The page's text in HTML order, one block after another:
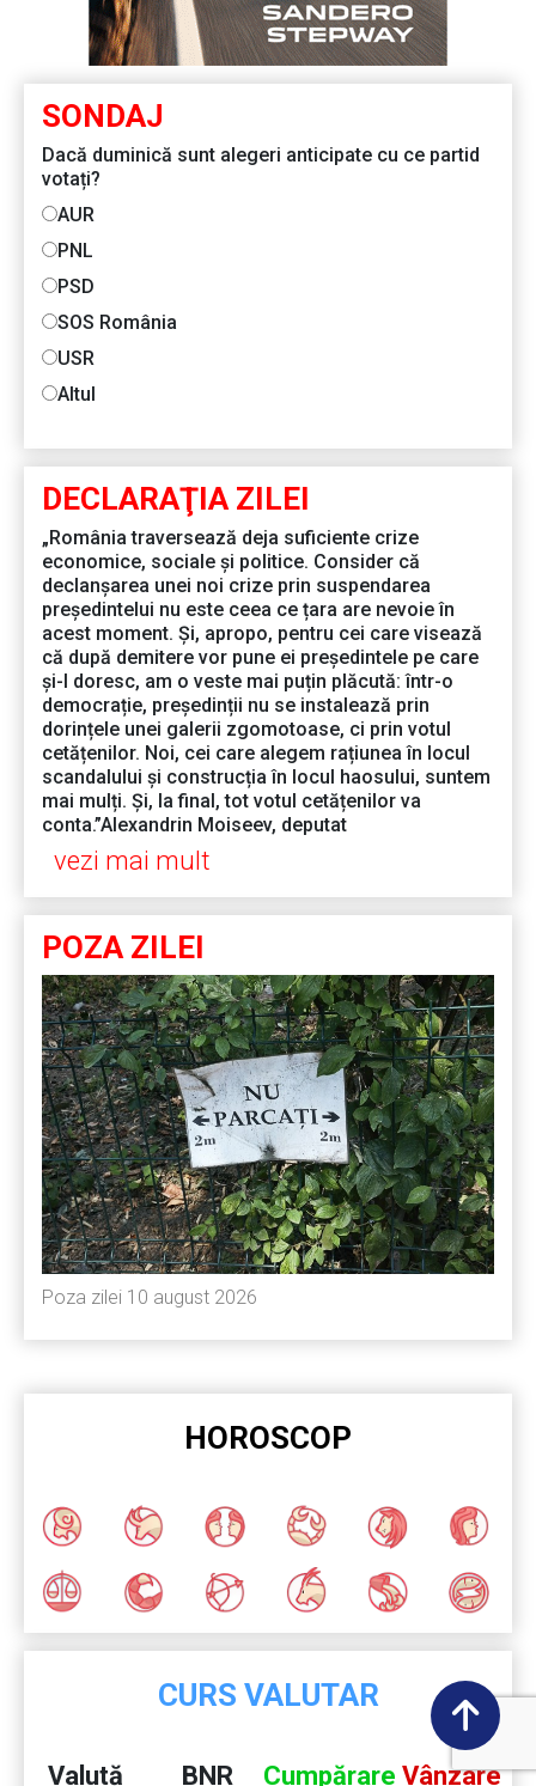
SONDAJ
Dacă duminică sunt alegeri anticipate cu ce partid
votați?
AUR
PNL
PSD
SOS România
USR
Altul
DECLARAŢIA ZILEI
„România traversează deja suficiente crize
economice, sociale și politice. Consider că
declanșarea unei noi crize prin suspendarea
președintelui nu este ceea ce țara are nevoie în
acest moment. Și, apropo, pentru cei care visează
că după demitere vor pune ei președintele pe care
și-l doresc, am o veste mai puțin plăcută: într-o
democrație, președinții nu se instalează prin
dorințele unei galerii zgomotoase, ci prin votul
cetățenilor. Noi, cei care alegem rațiunea în locul
scandalului și construcția în locul haosului, suntem
mai mulți. Și, la final, tot votul cetățenilor va
conta.”Alexandrin Moiseev, deputat
vezi mai mult
POZA ZILEI
Poza zilei 10 august 2026
HOROSCOP
CURS VALUTAR
Valută BNR Cumpărare Vânzare